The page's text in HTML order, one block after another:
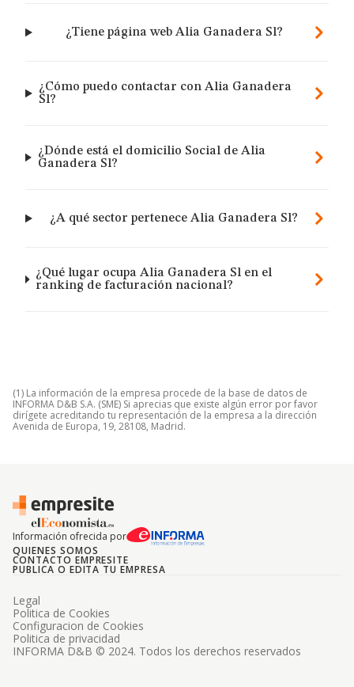
¿Tiene página web Alia Ganadera Sl?
¿Cómo puedo contactar con Alia Ganadera
Sl?
¿Dónde está el domicilio Social de Alia
Ganadera Sl?
¿A qué sector pertenece Alia Ganadera Sl?
¿Qué lugar ocupa Alia Ganadera Sl en el
ranking de facturación nacional?
(1) La información de la empresa procede de la base de datos de
INFORMA D&B S.A. (SME) Si aprecias que existe algún error por favor
dirígete acreditando tu representación de la empresa a la dirección
Avenida de Europa, 19, 28108, Madrid.
Información ofrecida por
QUIENES SOMOS
CONTACTO EMPRESITE
PUBLICA O EDITA TU EMPRESA
INFORMA D&B © 2024. Todos los derechos reservados
Legal
Politica de Cookies
Configuracion de Cookies
Politica de privacidad